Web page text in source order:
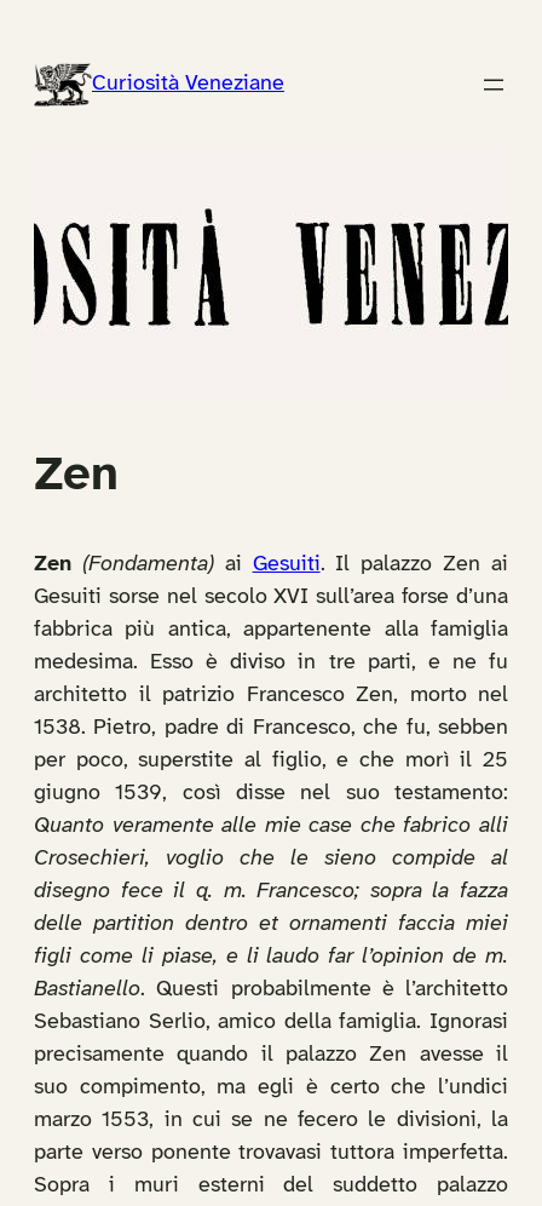
contenutoCuriosità Veneziane
Zen
Zen (Fondamenta)ai Gesuiti. Il palazzo Zen ai
Gesuiti sorse nel secolo XVI sull’area forse d’una
fabbrica più antica, appartenente alla famiglia
medesima. Esso è diviso in tre parti, e ne fu
architetto il patrizio Francesco Zen, morto nel
1538. Pietro, padre di Francesco, che fu, sebben
per poco, superstite al figlio, e che morì il 25
giugno 1539, così disse nel suo testamento:
Quanto veramente alle mie case che fabrico alli
Crosechieri, voglio che le sieno compide al
disegno fece il q. m. Francesco; sopra la fazza
delle partition dentro et ornamenti faccia miei
figli come li piase, e li laudo far l’opinion de m.
Bastianello. Questi probabilmente è l’architetto
Sebastiano Serlio, amico della famiglia. Ignorasi
precisamente quando il palazzo Zen avesse il
suo compimento, ma egli è certo che l’undici
marzo 1553, in cui se ne fecero le divisioni, la
parte verso ponente trovavasi tuttora imperfetta.
Sopra i muri esterni del suddetto palazzo